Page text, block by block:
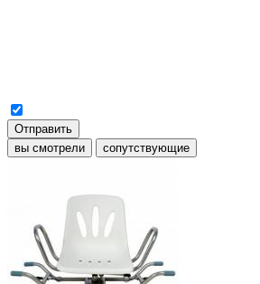
Отправить
вы смотрели
сопутствующие